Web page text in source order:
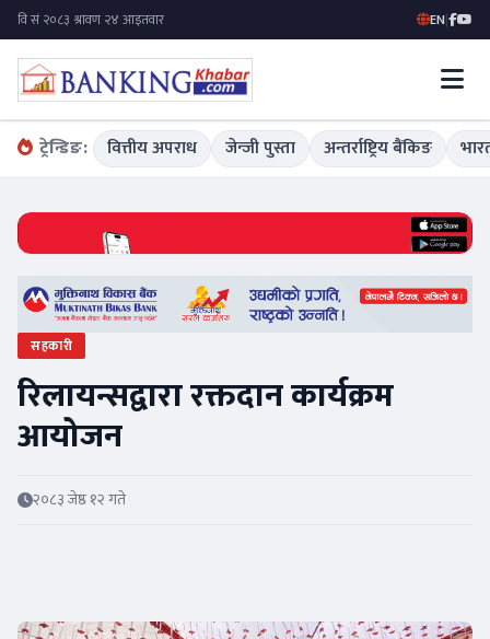
EN|
ट्रेन्डिङ: वित्तीय अपराध जेन्जी पुस्ता अन्तर्राष्ट्रिय बैंकिङ
सहकारी
रिलायन्सद्वारा रक्तदान कार्यक्रम
आयोजन
२०८३ जेष्ठ १२ गते